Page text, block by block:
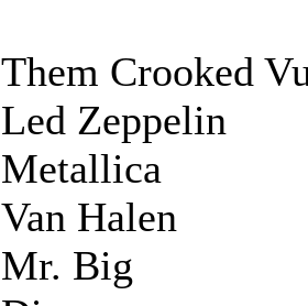
Them Crooked
Led Zeppelin
Metallica
Van Halen
Mr. Big